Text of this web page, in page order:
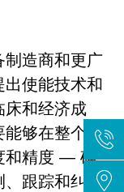
制造商和更广
出使能技术和
床和经济成
能够在整个治
和精度 — 确
、跟踪和纠正